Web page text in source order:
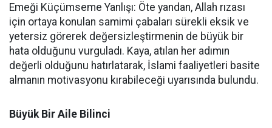
Emeği Küçümseme Yanlışı: Öte yandan, Allah rızası
için ortaya konulan samimi çabaları sürekli eksik ve
yetersiz görerek değersizleştirmenin de büyük bir
hata olduğunu vurguladı. Kaya, atılan her adımın
değerli olduğunu hatırlatarak, İslami faaliyetleri basite
almanın motivasyonu kırabileceği uyarısında bulundu.
Büyük Bir Aile Bilinci